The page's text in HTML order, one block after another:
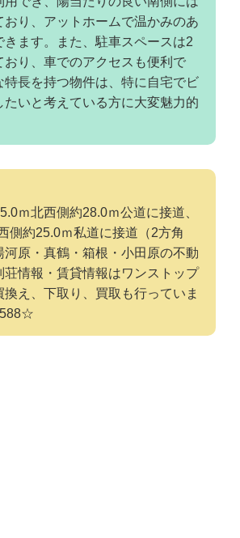
おり、アットホームで温かみのあ
きます。また、駐車スペースは2
おり、車でのアクセスも便利で
特長を持つ物件は、特に自宅でビ
たいと考えている方に大変魅力的
ｍ北西側約28.0ｍ公道に接道、
側約25.0ｍ私道に接道（2方角
原・真鶴・箱根・小田原の不動
荘情報・賃貸情報はワンストップ
え、下取り、買取も行っていま